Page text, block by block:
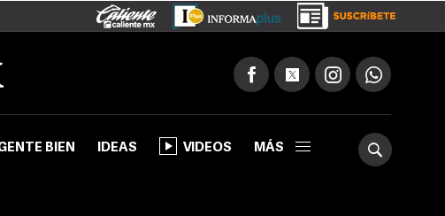
BIEN IDEAS VIDEOS MÁS